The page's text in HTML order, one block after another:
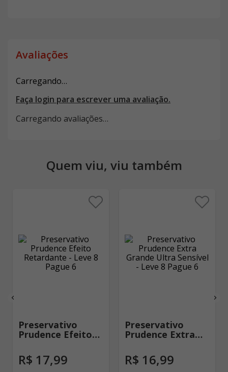
Avaliações
Carregando…
Faça login para escrever uma avaliação.
Carregando avaliações…
Quem viu, viu também
Preservativo
Prudence Efeito
8 Pague 6
R$ 17,99
Preservativo
Prudence Extra
Sensível - Leve 8
Pague 6
R$ 16,99